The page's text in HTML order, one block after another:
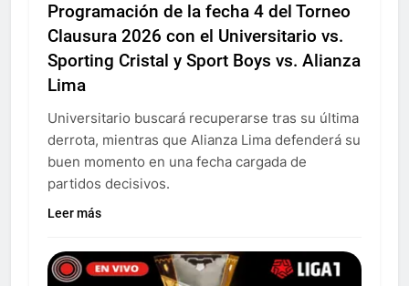
Programación de la fecha 4 del Torneo
Clausura 2026 con el Universitario vs.
Sporting Cristal y Sport Boys vs. Alianza
Lima
Universitario buscará recuperarse tras su última
derrota, mientras que Alianza Lima defenderá su
buen momento en una fecha cargada de
partidos decisivos.
Leer más